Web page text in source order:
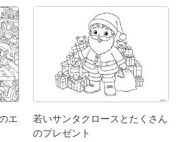
エ
若いサンタクロースとたくさん
のプレゼント